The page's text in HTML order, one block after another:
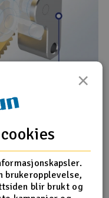
×
brukeropplevelse,
blir brukt og